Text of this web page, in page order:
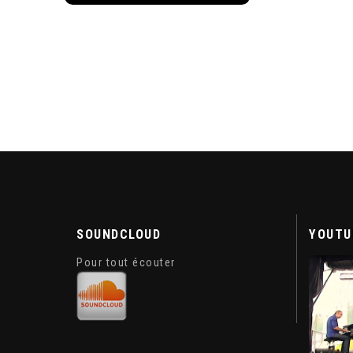
SOUNDCLOUD
Pour tout écouter